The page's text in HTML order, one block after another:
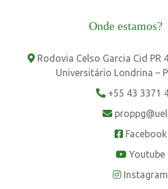
Onde estamos?
Rodovia Celso Garcia Cid PR
Universitário Londrina –
+55 43 3371
Facebook
Youtube
Instagram